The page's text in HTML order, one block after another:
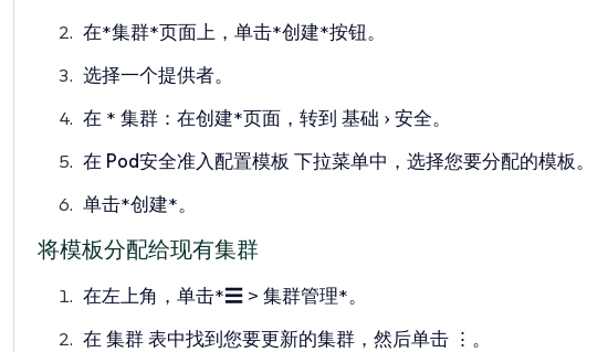
在*集群*页面上，单击*创建*按钮。
选择一个提供者。
在 * 集群：在创建*页面，转到 基础 安全。
在 Pod安全准入配置模板 下拉菜单中，选择您要分配的模板。
单击*创建*。
将模板分配给现有集群
在左上角，单击*☰ > 集群管理*。
在 集群表中找到您要更新的集群，然后单击 ⋮ 。